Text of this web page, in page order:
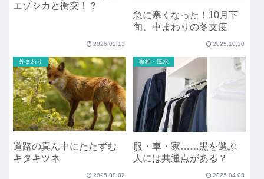
エゾシカと衝突！？
2026.02.13
急に寒くなった！10月下
旬、車まわりの冬支度
2025.10.30
外まわり
道路の真ん中にたたずむ
キタキツネ
2025.08.02
家相・風水
服・車・家……黒を選ぶ
人には共通点がある？
2025.04.03